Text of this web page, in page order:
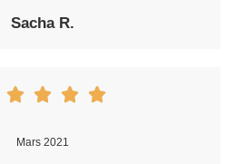
Sacha R.
Mars 2021